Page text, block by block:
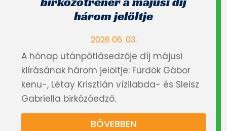
három jelöltje
2026 06. 03.
A hónap utánpótlásedzője díj májusi
kiírásának három jelöltje: Fürdök Gábor
kenu-, Létay Krisztián vízilabda- és Sleisz
Gabriella birkózóedző.
BŐVEBBEN